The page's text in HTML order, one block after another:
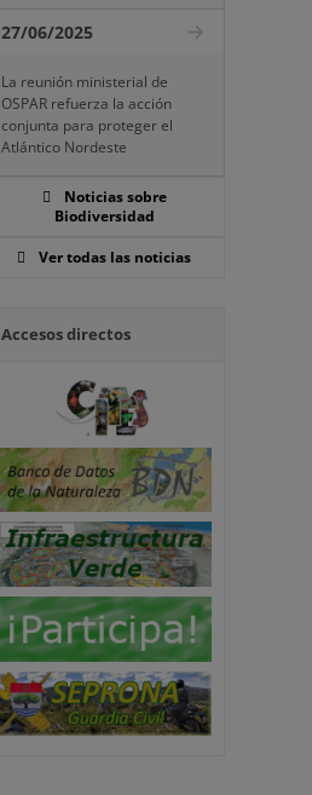
27/06/2025
La reunión ministerial de
OSPAR refuerza la acción
conjunta para proteger el
Atlántico Nordeste
Noticias sobre
Biodiversidad
Ver todas las noticias
Accesos directos